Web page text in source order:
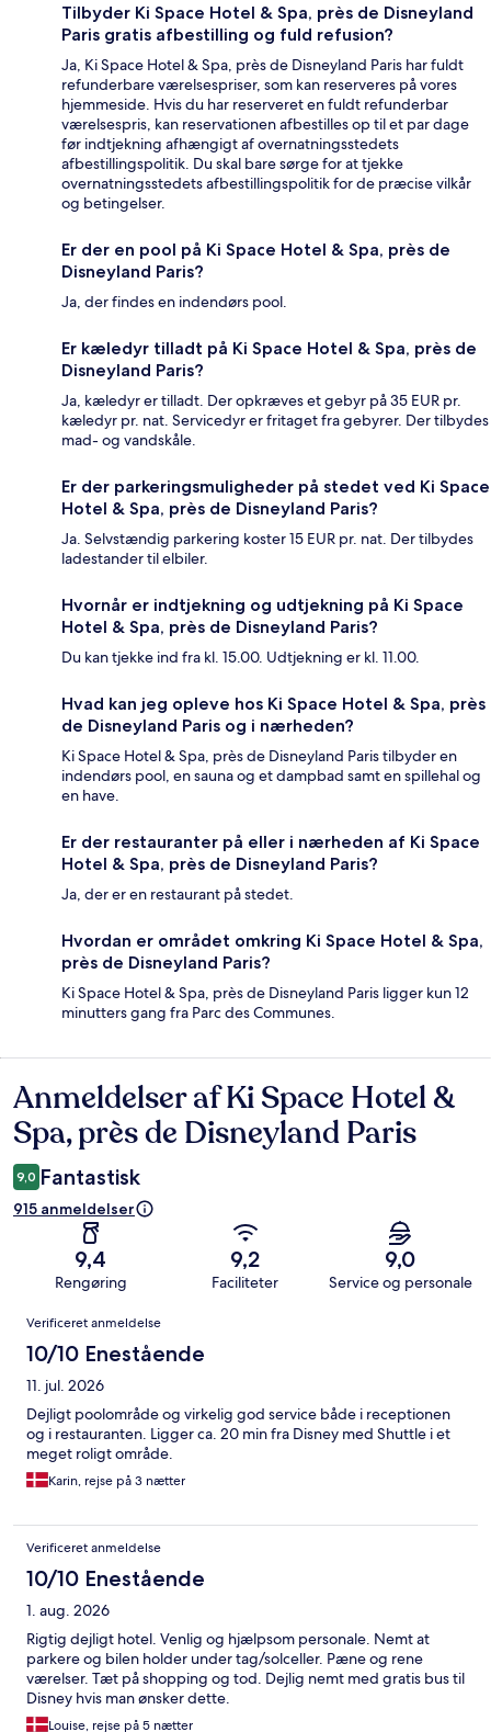
Tilbyder Ki Space Hotel & Spa, près de Disneyland
Paris gratis afbestilling og fuld refusion?
Ja, Ki Space Hotel & Spa, près de Disneyland Paris har fuldt
refunderbare værelsespriser, som kan reserveres på vores
hjemmeside. Hvis du har reserveret en fuldt refunderbar
værelsespris, kan reservationen afbestilles op til et par dage
før indtjekning afhængigt af overnatningsstedets
afbestillingspolitik. Du skal bare sørge for at tjekke
overnatningsstedets afbestillingspolitik for de præcise vilkår
og betingelser.
Er der en pool på Ki Space Hotel & Spa, près de
Disneyland Paris?
Ja, der findes en indendørs pool.
Er kæledyr tilladt på Ki Space Hotel & Spa, près de
Disneyland Paris?
Ja, kæledyr er tilladt. Der opkræves et gebyr på 35 EUR pr.
kæledyr pr. nat. Servicedyr er fritaget fra gebyrer. Der tilbydes
mad- og vandskåle.
Er der parkeringsmuligheder på stedet ved Ki Space
Hotel & Spa, près de Disneyland Paris?
Ja. Selvstændig parkering koster 15 EUR pr. nat. Der tilbydes
ladestander til elbiler.
Hvornår er indtjekning og udtjekning på Ki Space
Hotel & Spa, près de Disneyland Paris?
Du kan tjekke ind fra kl. 15.00. Udtjekning er kl. 11.00.
Hvad kan jeg opleve hos Ki Space Hotel & Spa, près
de Disneyland Paris og i nærheden?
Ki Space Hotel & Spa, près de Disneyland Paris tilbyder en
indendørs pool, en sauna og et dampbad samt en spillehal og
en have.
Er der restauranter på eller i nærheden af Ki Space
Hotel & Spa, près de Disneyland Paris?
Ja, der er en restaurant på stedet.
Hvordan er området omkring Ki Space Hotel & Spa,
près de Disneyland Paris?
Ki Space Hotel & Spa, près de Disneyland Paris ligger kun 12
minutters gang fra Parc des Communes.
Anmeldelser
Anmeldelser af Ki Space Hotel &
Spa, près de Disneyland Paris
9,0 Fantastisk
915 anmeldelser
9,4
Rengøring
9,2
Faciliteter
9,0
Service og personale
Anmeldelser
Verificeret anmeldelse
10/10 Enestående
11. jul. 2026
Dejligt poolområde og virkelig god service både i receptionen
og i restauranten. Ligger ca. 20 min fra Disney med Shuttle i et
meget roligt område.
Karin, rejse på 3 nætter
Verificeret anmeldelse
10/10 Enestående
1. aug. 2026
Rigtig dejligt hotel. Venlig og hjælpsom personale. Nemt at
parkere og bilen holder under tag/solceller. Pæne og rene
værelser. Tæt på shopping og tod. Dejlig nemt med gratis bus til
Disney hvis man ønsker dette.
Louise, rejse på 5 nætter